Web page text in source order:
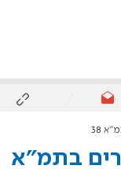
38
בתמ"א